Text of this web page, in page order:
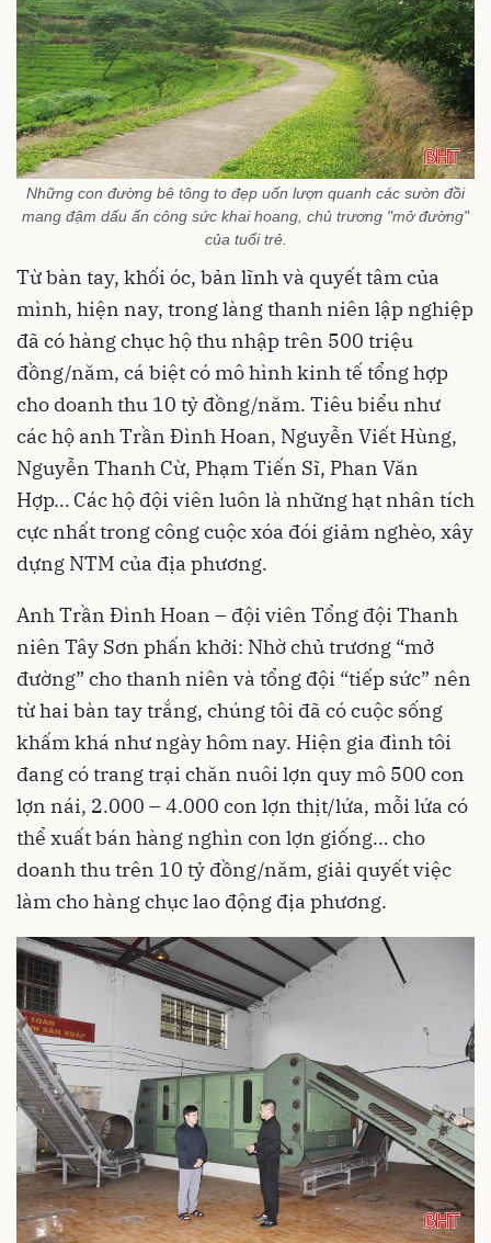
Những con đường bê tông to đẹp uốn lượn quanh các sườn đồi
mang đậm dấu ấn công sức khai hoang, chủ trương "mở đường"
của tuổi trẻ.
Từ bàn tay, khối óc, bản lĩnh và quyết tâm của
mình, hiện nay, trong làng thanh niên lập nghiệp
đã có hàng chục hộ thu nhập trên 500 triệu
đồng/năm, cá biệt có mô hình kinh tế tổng hợp
cho doanh thu 10 tỷ đồng/năm. Tiêu biểu như
các hộ anh Trần Đình Hoan, Nguyễn Viết Hùng,
Nguyễn Thanh Cừ, Phạm Tiến Sĩ, Phan Văn
Hợp… Các hộ đội viên luôn là những hạt nhân tích
cực nhất trong công cuộc xóa đói giảm nghèo, xây
dựng NTM của địa phương.
Anh Trần Đình Hoan – đội viên Tổng đội Thanh
niên Tây Sơn phấn khởi: Nhờ chủ trương “mở
đường” cho thanh niên và tổng đội “tiếp sức” nên
từ hai bàn tay trắng, chúng tôi đã có cuộc sống
khấm khá như ngày hôm nay. Hiện gia đình tôi
đang có trang trại chăn nuôi lợn quy mô 500 con
lợn nái, 2.000 – 4.000 con lợn thịt/lứa, mỗi lứa có
thể xuất bán hàng nghìn con lợn giống… cho
doanh thu trên 10 tỷ đồng/năm, giải quyết việc
làm cho hàng chục lao động địa phương.